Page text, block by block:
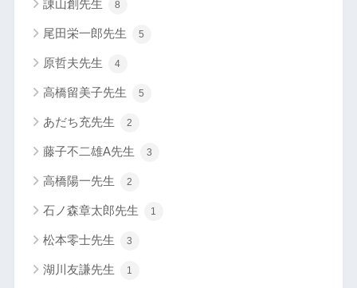
諌山創先生 8
尾田栄一郎先生 5
原哲夫先生 4
高橋留美子先生 5
あだち充先生 2
藤子不二雄A先生 3
高橋陽一先生 2
石ノ森章太郎先生 1
松本零士先生 3
湖川友謙先生 1